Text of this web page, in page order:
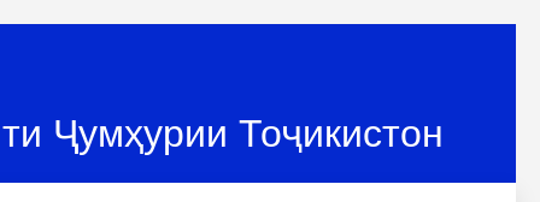
Ҷумҳурии Тоҷикистон